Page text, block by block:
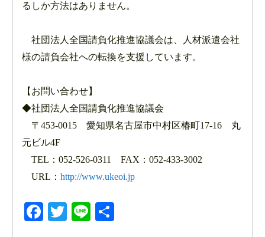
るしか方法はありません。
社団法人全国請負化推進協議会は、人材派遣会社
様の請負会社への転換を支援しています。
【お問い合わせ】
◆社団法人全国請負化推進協議会
〒453-0015 愛知県名古屋市中村区椿町17-16 丸
元ビル4F
TEL：052-526-0311 FAX：052-433-3002
URL：http://www.ukeoi.jp
Facebook
Twitter
Line